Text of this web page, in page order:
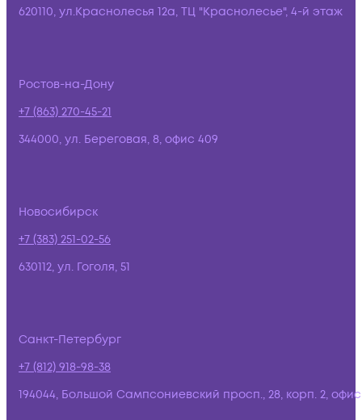
620110, ул.Краснолесья 12а, ТЦ "Краснолесье", 4-й этаж
Ростов-на-Дону
+7 (863) 270-45-21
344000, ул. Береговая, 8, офис 409
Новосибирск
+7 (383) 251-02-56
630112, ул. Гоголя, 51
Санкт-Петербург
+7 (812) 918-98-38
194044, Большой Сампсониевский просп., 28, корп. 2,